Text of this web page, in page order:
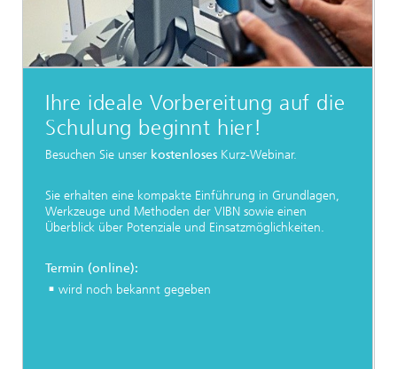
Ihre ideale Vorbereitung auf die
Schulung beginnt hier!
Besuchen Sie unser kostenloses Kurz-Webinar.
Sie erhalten eine kompakte Einführung in Grundlagen,
Werkzeuge und Methoden der VIBN sowie einen
Überblick über Potenziale und Einsatzmöglichkeiten.
Termin (online):
wird noch bekannt gegeben